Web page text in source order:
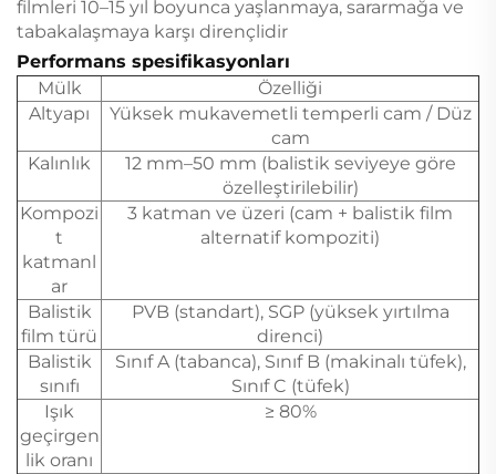
filmleri 10–15 yıl boyunca yaşlanmaya, sararmağa ve
tabakalaşmaya karşı dirençlidir
Performans spesifikasyonları
Mülk
Özelliği
Altyapı
Yüksek mukavemetli temperli cam / Düz
cam
Kalınlık
12 mm–50 mm (balistik seviyeye göre
özelleştirilebilir)
Kompozi
t
katmanl
ar
3 katman ve üzeri (cam + balistik film
alternatif kompoziti)
Balistik
film türü
PVB (standart), SGP (yüksek yırtılma
direnci)
Balistik
sınıfı
Sınıf A (tabanca), Sınıf B (makinalı tüfek),
Sınıf C (tüfek)
Işık
geçirgen
lik oranı
≥ 80%